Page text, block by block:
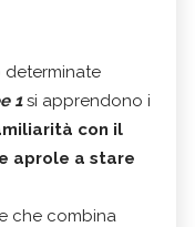
determinate
1si apprendono i
con il
aprole a stare
che combina